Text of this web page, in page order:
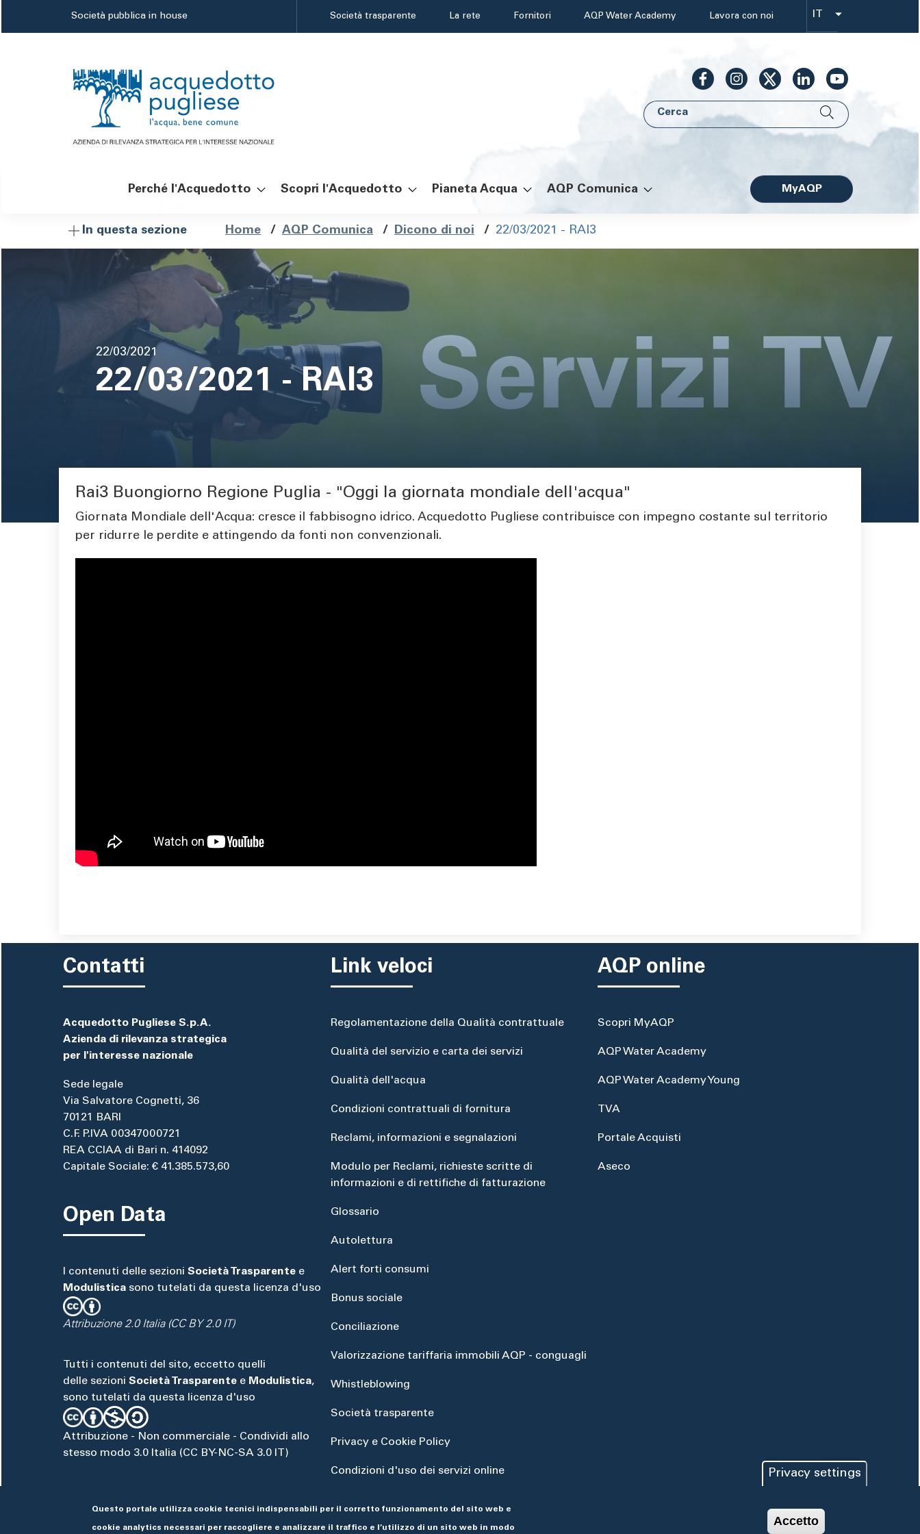
Società pubblica in house
Header
Società trasparente La rete Fornitori AQP Water Academy Lavora con noi
language
Cerca
Navigazione
principale
Perché l'Acquedotto Scopri l'Acquedotto Pianeta Acqua AQP Comunica
AQPMyAQP
In questa sezione
Briciole
di
pane
Home / AQP Comunica / Dicono di noi / 22/03/2021 - RAI3
Data
di
pubblicazione
22/03/2021
22/03/2021 - RAI3
Area di testo
Rai3 Buongiorno Regione Puglia - "Oggi la giornata mondiale dell'acqua"
Giornata Mondiale dell'Acqua: cresce il fabbisogno idrico. Acquedotto Pugliese contribuisce con impegno costante sul territorio
per ridurre le perdite e attingendo da fonti non convenzionali.
Contatti
Acquedotto Pugliese S.p.A.
Azienda di rilevanza strategica
per l'interesse nazionale
Sede legale
Via Salvatore Cognetti, 36
70121 BARI
C.F. P.IVA 00347000721
REA CCIAA di Bari n. 414092
Capitale Sociale: € 41.385.573,60
Open Data
I contenuti delle sezioni Società Trasparente e
Modulistica sono tutelati da questa licenza d'uso
Attribuzione 2.0 Italia (CC BY 2.0 IT)
Tutti i contenuti del sito, eccetto quelli
delle sezioni Società Trasparente e Modulistica,
sono tutelati da questa licenza d'uso
Attribuzione - Non commerciale - Condividi allo
stesso modo 3.0 Italia (CC BY-NC-SA 3.0 IT)
Link veloci
Regolamentazione della Qualità contrattuale
Qualità del servizio e carta dei servizi
Qualità dell'acqua
Condizioni contrattuali di fornitura
Reclami, informazioni e segnalazioni
Modulo per Reclami, richieste scritte di
informazioni e di rettifiche di fatturazione
Glossario
Autolettura
Alert forti consumi
Bonus sociale
Conciliazione
Valorizzazione tariffaria immobili AQP - conguagli
Whistleblowing
Società trasparente
Privacy e Cookie Policy
Condizioni d'uso dei servizi online
AQP online
Scopri MyAQP
AQP Water Academy
AQP Water Academy Young
TVA
Portale Acquisti
Aseco
Privacy settings
Questo portale utilizza cookie tecnici indispensabili per il corretto funzionamento del sito web e
cookie analytics necessari per raccogliere e analizzare il traffico e l’utilizzo di un sito web in modo Accetto